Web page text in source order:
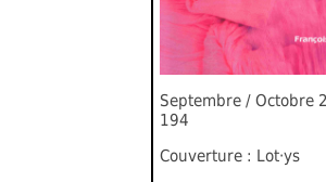
Septembre / Octobre
194
Couverture : Lot‧ys